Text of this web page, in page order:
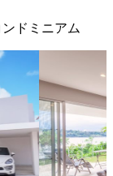
ドミニアム